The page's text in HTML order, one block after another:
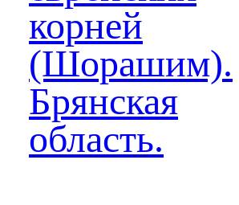
корней
(Шорашим).
Брянская
область.